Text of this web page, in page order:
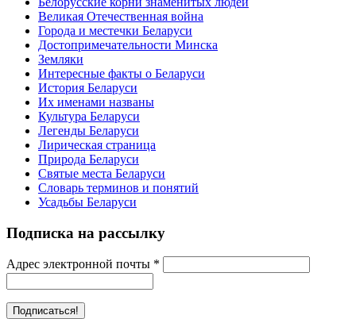
Великая Отечественная война
Города и местечки Беларуси
Достопримечательности Минска
Земляки
Интересные факты о Беларуси
История Беларуси
Их именами названы
Культура Беларуси
Легенды Беларуси
Лирическая страница
Природа Беларуси
Святые места Беларуси
Словарь терминов и понятий
Усадьбы Беларуси
Подписка на рассылку
Адрес электронной почты *